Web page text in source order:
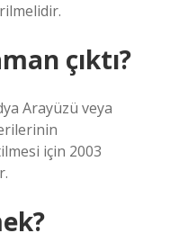
çıktı?
Arayüzü veya
için 2003